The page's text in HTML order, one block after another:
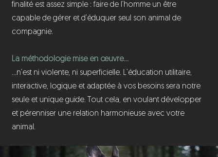
finalité est assez simple : faire de l’homme un être
capable de gérer et d’éduquer seul son animal de
compagnie.
La méthodologie mise en œuvre…
…n’est ni violente, ni superficielle. L’éducation utilitaire,
interactive, logique et adaptée à vos besoins sera notre
seule et unique guide. Tout cela, en voulant développer
et pérenniser une relation harmonieuse avec votre
animal.